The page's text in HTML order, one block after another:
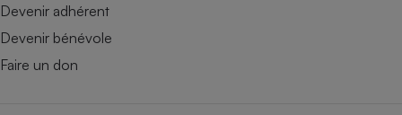
Devenir adhérent
Devenir bénévole
Faire un don